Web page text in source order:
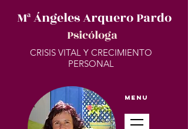
Mª Ángeles Arquero Pardo
Psicóloga
CRISIS VITAL Y CRECIMIENTO
PERSONAL
Menu